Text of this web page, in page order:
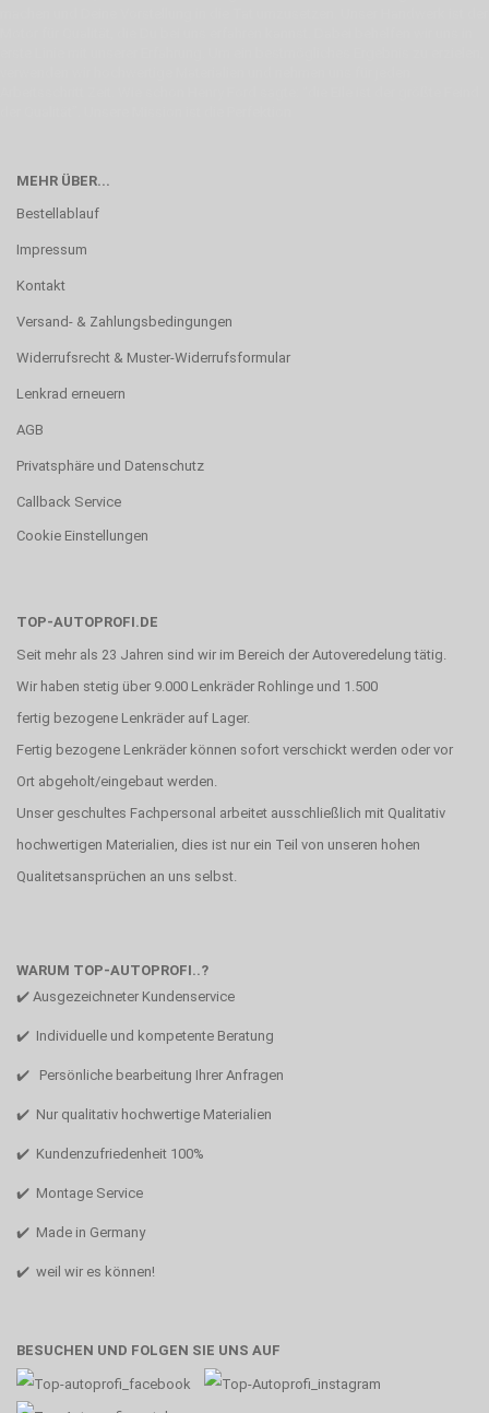
MEHR ÜBER...
Bestellablauf
Impressum
Kontakt
Versand- & Zahlungsbedingungen
Widerrufsrecht & Muster-Widerrufsformular
Lenkrad erneuern
AGB
Privatsphäre und Datenschutz
Callback Service
Cookie Einstellungen
TOP-AUTOPROFI.DE
Seit mehr als 23 Jahren sind wir im Bereich der Autoveredelung tätig.
Wir haben stetig über 9.000 Lenkräder Rohlinge und 1.500
fertig bezogene Lenkräder auf Lager.
Fertig bezogene Lenkräder können sofort verschickt werden oder vor
Ort abgeholt/eingebaut werden.
Unser geschultes Fachpersonal arbeitet ausschließlich mit Qualitativ
hochwertigen Materialien, dies ist nur ein Teil von unseren hohen
Qualitetsansprüchen an uns selbst.
WARUM TOP-AUTOPROFI..?
✔️ Ausgezeichneter Kundenservice
✔️ Individuelle und kompetente Beratung
✔️ Persönliche bearbeitung Ihrer Anfragen
✔️ Nur qualitativ hochwertige Materialien
✔️ Kundenzufriedenheit 100%
✔️ Montage Service
✔️ Made in Germany
✔️ weil wir es können!
BESUCHEN UND FOLGEN SIE UNS AUF